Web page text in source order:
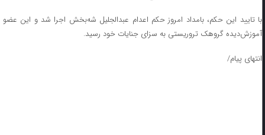
با تایید این حکم، بامداد امروز حکم اعدام عبدالجلیل شه‌بخش اجرا شد و این عضو
آموزش‌دیده گروهک تروریستی به سزای جنایات خود رسید.
انتهای پیام/